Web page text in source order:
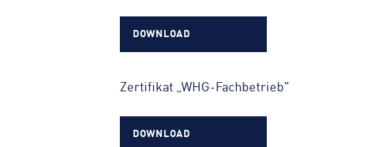
DOWNLOAD
Zertifikat „WHG-Fachbetrieb"
DOWNLOAD